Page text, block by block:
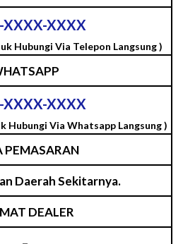
XXXX-XXXX
Hubungi Via Telepon Langsung )
XXXX-XXXX
Hubungi Via Whatsapp Langsung )
PEMASARAN
Daerah Sekitarnya.
DEALER